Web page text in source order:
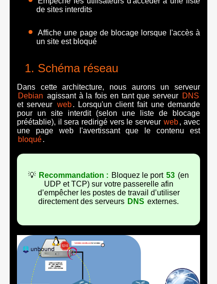
de sites interdits
Affiche une page de blocage lorsque l'accès à
un site est bloqué
Schéma réseau
Dans cette architecture, nous aurons un serveur
Debian agissant à la fois en tant que serveur DNS
et serveur web . Lorsqu'un client fait une demande
pour un site interdit (selon une liste de blocage
préétablie), il sera redirigé vers le serveur web, avec
une page web l'avertissant que le contenu est
bloqué.
💡 Recommandation : Bloquez le port 53 (en
UDP et TCP) sur votre passerelle afin
d’empêcher les postes de travail d’utiliser
directement des serveurs DNS externes.